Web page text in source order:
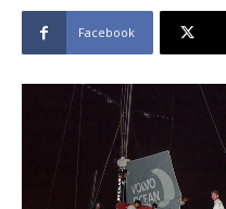
Facebook